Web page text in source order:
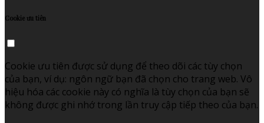
Cookie ưu tiên
Cookie ưu tiên được sử dụng để theo dõi các tùy chọn
của bạn, ví dụ: ngôn ngữ bạn đã chọn cho trang web. Vô
hiệu hóa các cookie này có nghĩa là tùy chọn của bạn sẽ
không được ghi nhớ trong lần truy cập tiếp theo của bạn.